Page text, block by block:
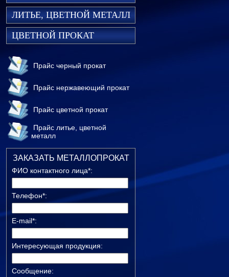
ЛИТЬЕ, ЦВЕТНОЙ МЕТАЛЛ
ЦВЕТНОЙ ПРОКАТ
Прайс черный прокат
Прайс нержавеющий прокат
Прайс цветной прокат
Прайс литье, цветной
металл
ЗАКАЗАТЬ МЕТАЛЛОПРОКАТ
ФИО контактного лица*:
Телефон*:
E-mail*:
Интересующая продукция:
Сообщение: